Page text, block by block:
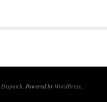
Dispatch . Powered by WordPress